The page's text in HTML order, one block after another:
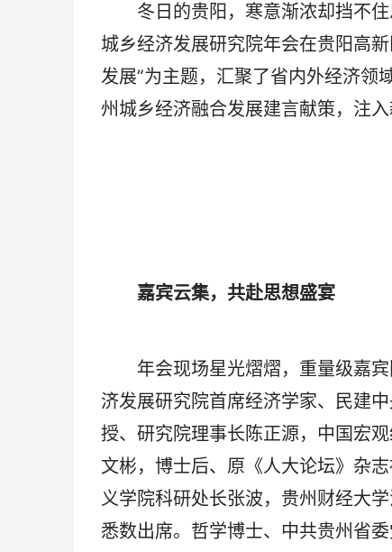
冬日的贵阳，寒意渐浓却挡不住
城乡经济发展研究院年会在贵阳高
发展”为主题，汇聚了省内外经济领
州城乡经济融合发展建言献策，注入
嘉宾云集，共赴思想盛宴
年会现场星光熠熠，重量级嘉宾
济发展研究院首席经济学家、民建
授、研究院理事长陈正源，中国宏
文彬，博士后、原《人大论坛》杂
义学院科研处长张波，贵州财经大
悉数出席。哲学博士、中共贵州省